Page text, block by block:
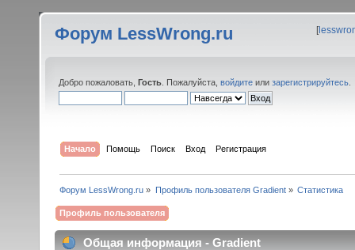
Форум LessWrong.ru [
Добро пожаловать, Гость . Пожалуйста, войдите или зарегистрируйтесь
Начало Помощь Поиск Вход Регистрация
Форум LessWrong.ru » Профиль пользователя Gradient» Статистика
Профиль пользователя
Общая информация - Gradient